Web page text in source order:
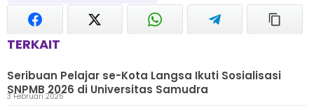
TERKAIT
Seribuan Pelajar se-Kota Langsa Ikuti Sosialisasi
SNPMB 2026 di Universitas Samudra
3 Februari 2026